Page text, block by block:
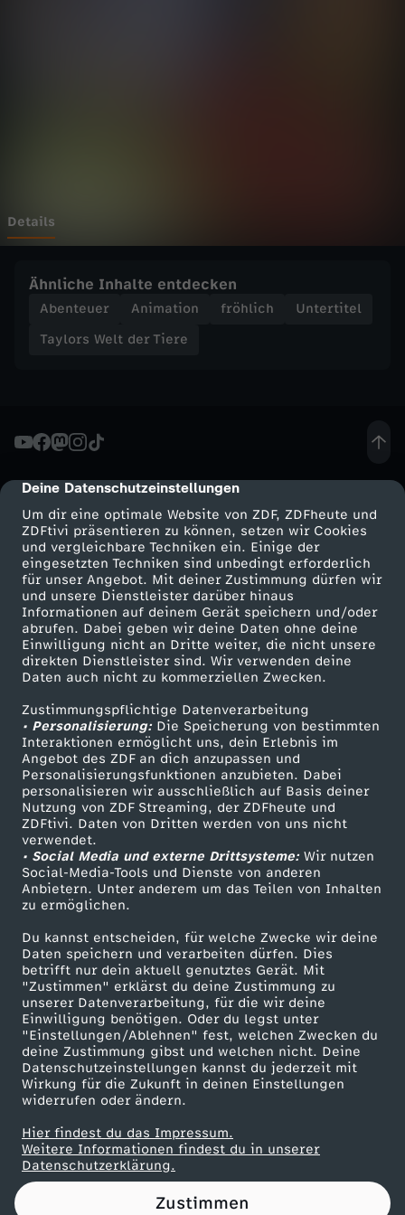
cmp-dialog-description
Deine Datenschutzeinstellungen
Um dir eine optimale Website von ZDF, ZDFheute und
ZDFtivi präsentieren zu können, setzen wir Cookies
und vergleichbare Techniken ein. Einige der
eingesetzten Techniken sind unbedingt erforderlich
für unser Angebot. Mit deiner Zustimmung dürfen wir
und unsere Dienstleister darüber hinaus
Informationen auf deinem Gerät speichern und/oder
abrufen. Dabei geben wir deine Daten ohne deine
Einwilligung nicht an Dritte weiter, die nicht unsere
direkten Dienstleister sind. Wir verwenden deine
Daten auch nicht zu kommerziellen Zwecken.
Zustimmungspflichtige Datenverarbeitung
• Personalisierung:Die Speicherung von bestimmten
Interaktionen ermöglicht uns, dein Erlebnis im
Angebot des ZDF an dich anzupassen und
Personalisierungsfunktionen anzubieten. Dabei
personalisieren wir ausschließlich auf Basis deiner
Nutzung von ZDF Streaming, der ZDFheute und
ZDFtivi. Daten von Dritten werden von uns nicht
verwendet.
• Social Media und externe Drittsysteme:Wir nutzen
Social-Media-Tools und Dienste von anderen
Anbietern. Unter anderem um das Teilen von Inhalten
zu ermöglichen.
Du kannst entscheiden, für welche Zwecke wir deine
Daten speichern und verarbeiten dürfen. Dies
betrifft nur dein aktuell genutztes Gerät. Mit
"Zustimmen" erklärst du deine Zustimmung zu
unserer Datenverarbeitung, für die wir deine
Einwilligung benötigen. Oder du legst unter
"Einstellungen/Ablehnen" fest, welchen Zwecken du
deine Zustimmung gibst und welchen nicht. Deine
Datenschutzeinstellungen kannst du jederzeit mit
Wirkung für die Zukunft in deinen Einstellungen
widerrufen oder ändern.
Hier findest du das Impressum.
Weitere Informationen findest du in unserer
Datenschutzerklärung.
Zustimmen
e
T
r
e
-
V
o
r
s
i
c
h
t
,
f
r
e
i
l
a
Details
Ähnliche Inhalte entdecken
Abenteuer Animation fröhlich
Untertitel
Taylors Welt der Tiere
Mehr ZDF
ZDF-Apps
Smart TV
ZDFtext
Livestreams
Sendungen A-Z
TV-Programm
Service
ZDFmitreden
Kontakt zum ZDF
Tickets
Zuschauerservice
Hilfe
ZDF Unternehmen
Karriere
ZDF goes Schule
Werbefernsehen
Mainzelmännchen
Partner